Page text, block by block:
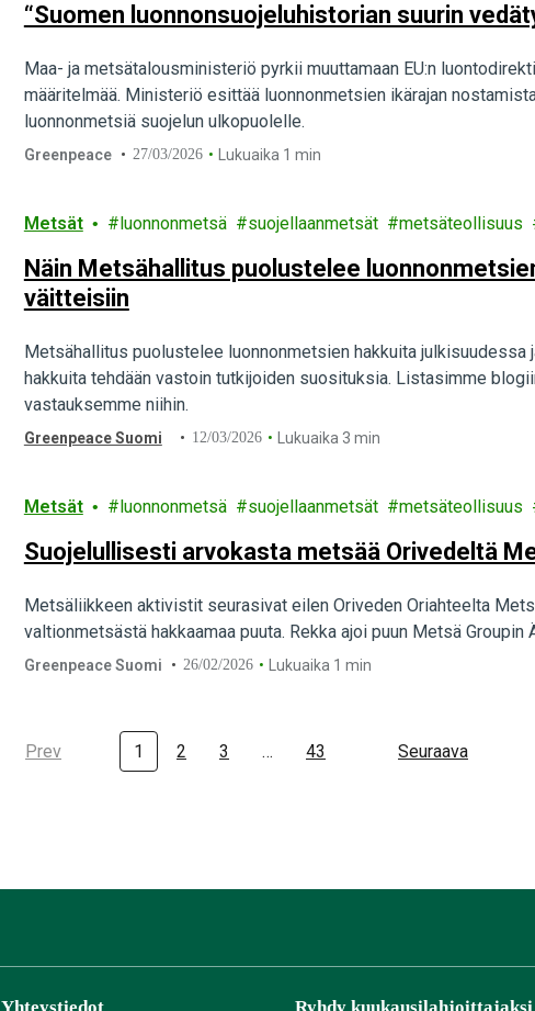
“Suomen luonnonsuojeluhistorian suurin
Maa- ja metsätalousministeriö pyrkii muuttamaan EU:n
määritelmää. Ministeriö esittää luonnonmetsien ikärajan
luonnonmetsiä suojelun ulkopuolelle.
Greenpeace 27/03/2026 Lukuaika 1 min
Metsät luonnonmetsä suojellaanmetsät metsäteollisuus
Näin Metsähallitus puolustelee
väitteisiin
Metsähallitus puolustelee luonnonmetsien hakkuita julkisuudessa
hakkuita tehdään vastoin tutkijoiden suosituksia. Listasimme
vastauksemme niihin.
Greenpeace Suomi 12/03/2026 Lukuaika 3 min
Metsät luonnonmetsä suojellaanmetsät metsäteollisuus
Suojelullisesti arvokasta metsää Orivedeltä
Metsäliikkeen aktivistit seurasivat eilen Oriveden Oriahteelta
valtionmetsästä hakkaamaa puuta. Rekka ajoi puun Metsä Groupin
Greenpeace Suomi 26/02/2026 Lukuaika 1 min
Prev 1 2 3 … 43 Seuraava